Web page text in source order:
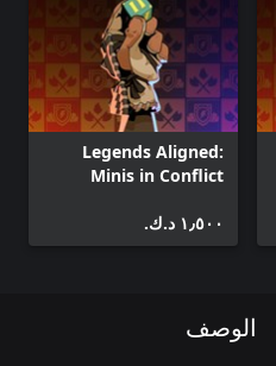
Legends Aligned:
Minis in Conflict
١٫٥٠٠ د.ك.‏
الوصف